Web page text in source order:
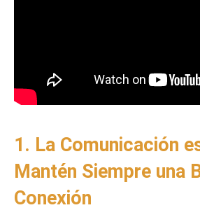
1. La Comunicación
Mantén Siempre una
Conexión